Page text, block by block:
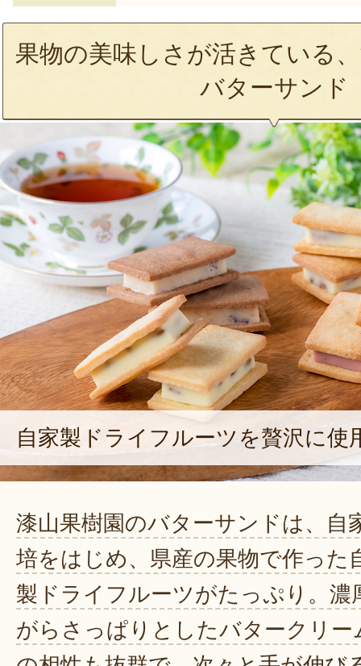
果物の美味しさが活きている
バターサンド
自家製ドライフルーツを贅沢に使
漆山果樹園のバターサンドは、自
培をはじめ、県産の果物で作った
製ドライフルーツがたっぷり。濃
がらさっぱりとしたバタークリー